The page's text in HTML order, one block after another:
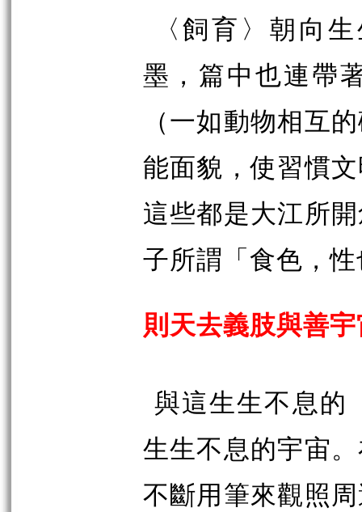
〈飼育〉朝向
墨，篇中也連帶
（一如動物相互
能面貌，使習慣
這些都是大江所
子所謂「食色，
則天去義肢與善
與這生生不息的
生生不息的宇宙
不斷用筆來觀照